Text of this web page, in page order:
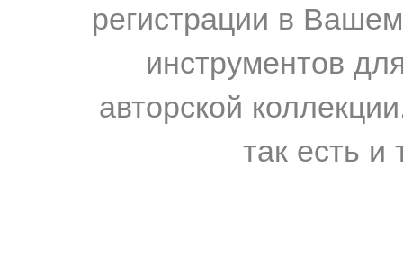
регистрации в
инструментов
авторской
так есть и